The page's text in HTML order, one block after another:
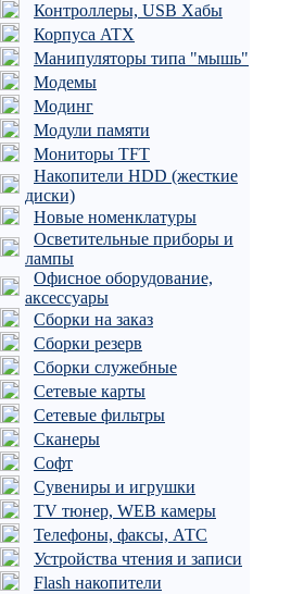
Контроллеры, USB Хабы
Корпуса ATX
Манипуляторы типа "мышь"
Модемы
Модинг
Модули памяти
Мониторы TFT
Накопители HDD (жесткие
диски)
Новые номенклатуры
Осветительные приборы и
лампы
Офисное оборудование,
аксессуары
Сборки на заказ
Сборки резерв
Сборки служебные
Сетевые карты
Сетевые фильтры
Сканеры
Софт
Сувениры и игрушки
TV тюнер, WEB камеры
Телефоны, факсы, АТС
Устройства чтения и записи
Flash накопители